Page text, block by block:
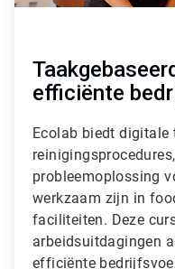
ˑ
efficiënte
Ecolab biedt
probleemoplossing
werkzaam zijn in
faciliteiten. Deze
arbeidsuitdagingen
efficiënte